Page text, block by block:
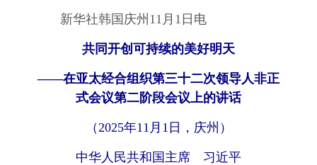
新华社韩国庆州11月1日电
共同开创可持续的美好明天
——在亚太经合组织第三十二次领导人非正
式会议第二阶段会议上的讲话
（2025年11月1日，庆州）
中华人民共和国主席 习近平